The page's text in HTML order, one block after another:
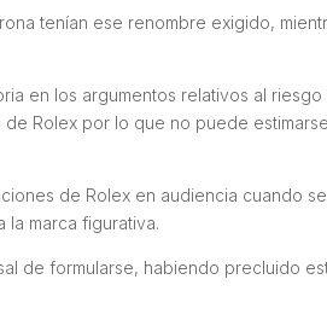
tenían ese renombre exigido,
en los argumentos relativos al riesgo
Rolex por lo que no puede
de Rolex en audiencia cuando
marca figurativa.
de formularse, habiendo precluido